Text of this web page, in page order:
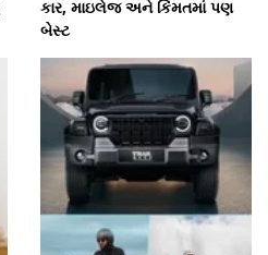
કાર, માઇલેજ અને કિંમતમાં પણ
બેસ્ટ